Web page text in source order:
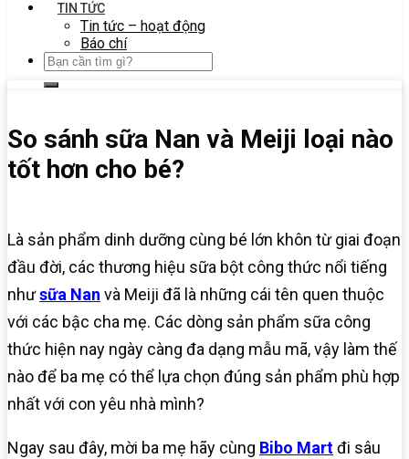
TIN TỨC
Tin tức – hoạt động
Báo chí
So sánh sữa Nan và Meiji loại nào
tốt hơn cho bé?
Là sản phẩm dinh dưỡng cùng bé lớn khôn từ giai đoạn
đầu đời, các thương hiệu sữa bột công thức nổi tiếng
nhưsữa Nan và Meiji đã là những cái tên quen thuộc
với các bậc cha mẹ. Các dòng sản phẩm sữa công
thức hiện nay ngày càng đa dạng mẫu mã, vậy làm thế
nào để ba mẹ có thể lựa chọn đúng sản phẩm phù hợp
nhất với con yêu nhà mình?
Ngay sau đây, mời ba mẹ hãy cùng Bibo Martđi sâu